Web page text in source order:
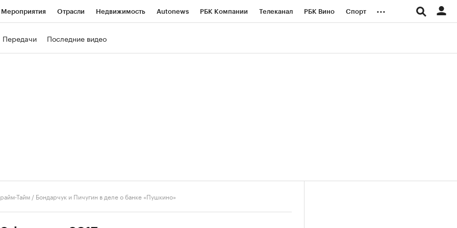
Мероприятия Отрасли Недвижимость Autonews РБК Компании Телеканал РБК Вино Спорт ...
Передачи Последние видео
Тайм / Бондарчук и Пичугин в деле о банке «Пушкино»